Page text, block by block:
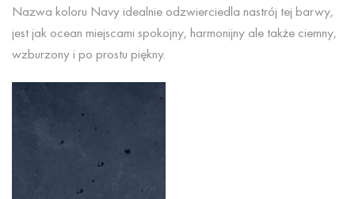
Nazwa koloru Navy idealnie odzwierciedla nastrój tej barwy,
jest jak ocean miejscami spokojny, harmonijny ale także ciemny,
wzburzony i po prostu piękny.